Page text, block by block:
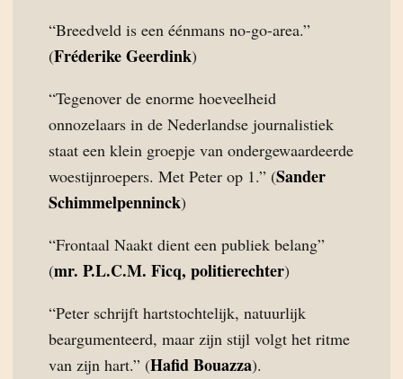
“Breedveld is een éénmans no-go-area.”
(Fréderike Geerdink)
“Tegenover de enorme hoeveelheid
onnozelaars in de Nederlandse journalistiek
staat een klein groepje van ondergewaardeerde
woestijnroepers. Met Peter op 1.” (Sander
Schimmelpenninck)
“Frontaal Naakt dient een publiek belang”
(mr. P.L.C.M. Ficq, politierechter)
“Peter schrijft hartstochtelijk, natuurlijk
beargumenteerd, maar zijn stijl volgt het ritme
van zijn hart.” (Hafid Bouazza).